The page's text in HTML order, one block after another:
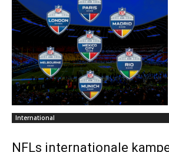
International
NFLs internationale